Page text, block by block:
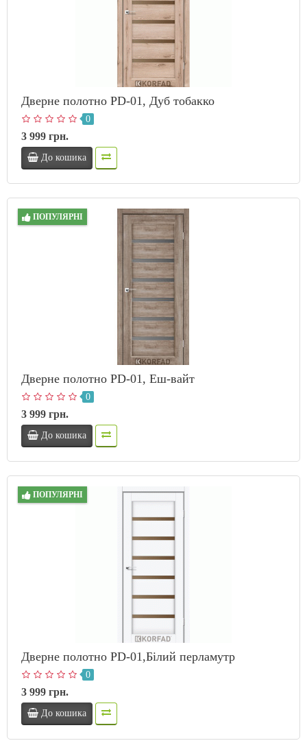
Дверне полотно PD-01, Дуб тобакко
0
3 999 грн.
До кошика
ПОПУЛЯРНІ
Дверне полотно PD-01, Еш-вайт
0
3 999 грн.
До кошика
ПОПУЛЯРНІ
Дверне полотно PD-01,Білий перламутр
0
3 999 грн.
До кошика